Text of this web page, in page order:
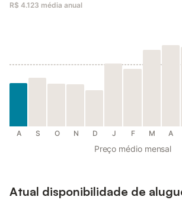
R$ 4.123 média anual
A S O N D J F M A
Preço médio mensal
Atual disponibilidade de